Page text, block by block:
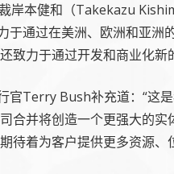
岸本健和（Takekazu
于通过在美洲、欧洲和亚
致力于通过开发和商业化
官Terry Bush补充道：“这
合并将创造一个更强大的
待着为客户提供更多资源